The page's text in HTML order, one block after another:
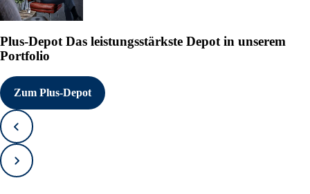
Plus-Depot Das leistungsstärkste Depot in unserem
Portfolio
Zum Plus-Depot
Zurück
Vorwärts